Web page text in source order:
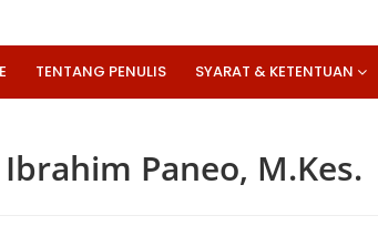
TENTANG PENULIS SYARAT & KETENTUAN
Paneo, M.Kes.